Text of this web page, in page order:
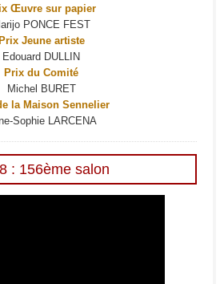
Œuvre sur papier
PONCE FEST
Prix Jeune artiste
Edouard DULLIN
Prix du Comité
Michel BURET
la Maison Sennelier
Sophie LARCENA
: 156ème salon